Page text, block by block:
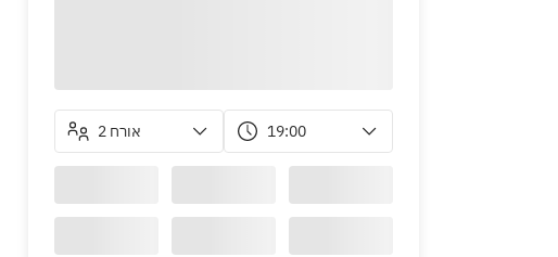
2 אורח 19:00